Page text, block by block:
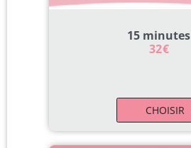
15 minutes
32€
CHOISIR